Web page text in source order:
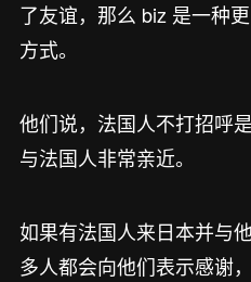
了友谊，那么 biz 是一种
方式。
他们说，法国人不打招呼
与法国人非常亲近。
如果有法国人来日本并与
多人都会向他们表示感谢